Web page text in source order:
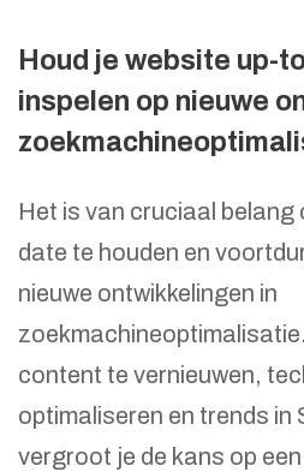
Houd je website up-
inspelen op nieuwe
Het is van cruciaal belang
date te houden en
nieuwe ontwikkelingen in
content te vernieuwen,
optimaliseren en trends in
vergroot je de kans op